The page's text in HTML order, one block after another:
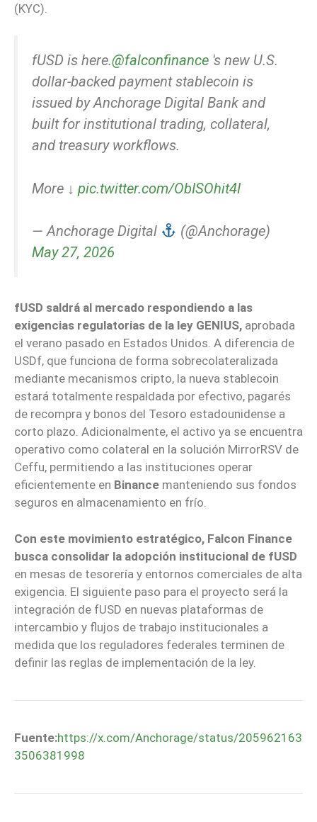
(KYC).
fUSD is here.@falconfinance 's new U.S.
dollar-backed payment stablecoin is
issued by Anchorage Digital Bank and
built for institutional trading, collateral,
and treasury workflows.
More ↓ pic.twitter.com/ObISOhit4I
— Anchorage Digital
(@Anchorage)
May 27, 2026
fUSD saldrá al mercado respondiendo a las
exigencias regulatorias de la ley GENIUS, aprobada
el verano pasado en Estados Unidos. A diferencia de
USDf, que funciona de forma sobrecolateralizada
mediante mecanismos cripto, la nueva stablecoin
estará totalmente respaldada por efectivo, pagarés
de recompra y bonos del Tesoro estadounidense a
corto plazo. Adicionalmente, el activo ya se encuentra
operativo como colateral en la solución MirrorRSV de
Ceffu, permitiendo a las instituciones operar
eficientemente en Binance manteniendo sus fondos
seguros en almacenamiento en frío.
Con este movimiento estratégico, Falcon Finance
busca consolidar la adopción institucional de fUSD
en mesas de tesorería y entornos comerciales de alta
exigencia. El siguiente paso para el proyecto será la
integración de fUSD en nuevas plataformas de
intercambio y flujos de trabajo institucionales a
medida que los reguladores federales terminen de
definir las reglas de implementación de la ley.
Fuente:https://x.com/Anchorage/status/205962163
3506381998